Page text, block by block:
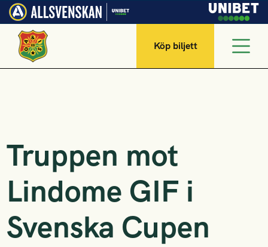
Köp biljett
Truppen mot
Lindome GIF i
Svenska Cupen